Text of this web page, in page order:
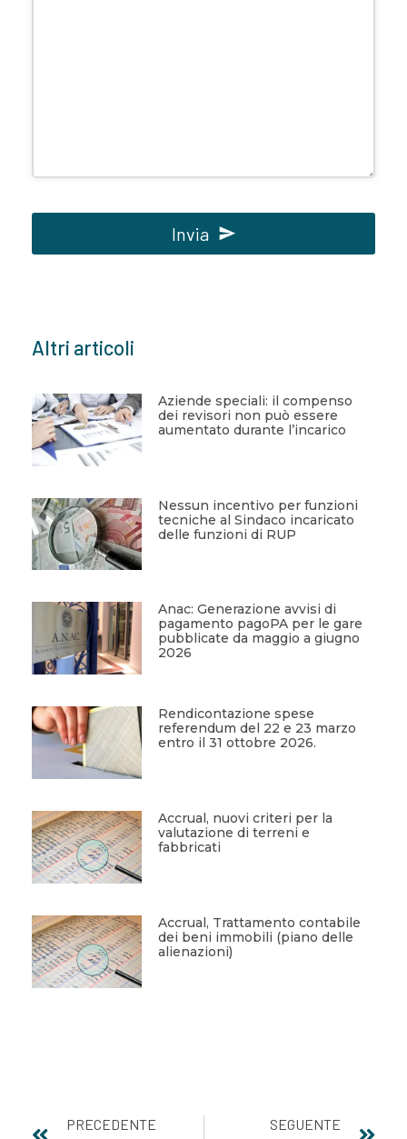
Invia
essere
vuoto
Altri articoli
Aziende speciali: il compenso
dei revisori non può essere
aumentato durante l’incarico
Nessun incentivo per funzioni
tecniche al Sindaco incaricato
delle funzioni di RUP
Anac: Generazione avvisi di
pagamento pagoPA per le gare
pubblicate da maggio a giugno
2026
Rendicontazione spese
referendum del 22 e 23 marzo
entro il 31 ottobre 2026.
Accrual, nuovi criteri per la
valutazione di terreni e
fabbricati
Accrual, Trattamento contabile
dei beni immobili (piano delle
alienazioni)
PRECEDENTE SEGUENTE